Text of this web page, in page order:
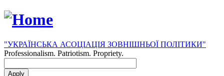
"УКРАЇНСЬКА АСОЦІАЦІЯ ЗОВНІШНЬОЇ ПОЛІТИКИ"
Professionalism. Patriotism. Propriety.